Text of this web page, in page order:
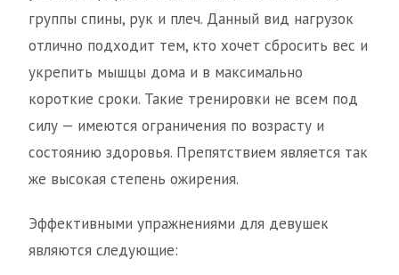
группы спины, рук и плеч. Данный вид нагрузок
отлично подходит тем, кто хочет сбросить вес и
укрепить мышцы дома и в максимально
короткие сроки. Такие тренировки не всем под
силу — имеются ограничения по возрасту и
состоянию здоровья. Препятствием является так
же высокая степень ожирения.
Эффективными упражнениями для девушек
являются следующие: